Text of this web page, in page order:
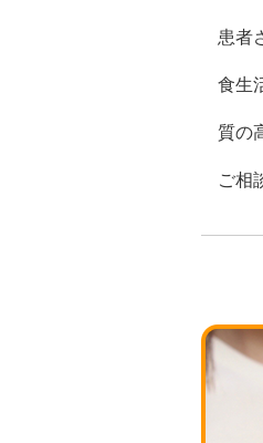
患者
食生
質の
ご相